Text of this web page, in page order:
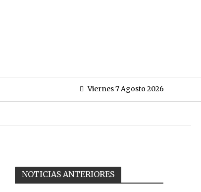
Viernes 7 Agosto 2026
NOTICIAS ANTERIORES